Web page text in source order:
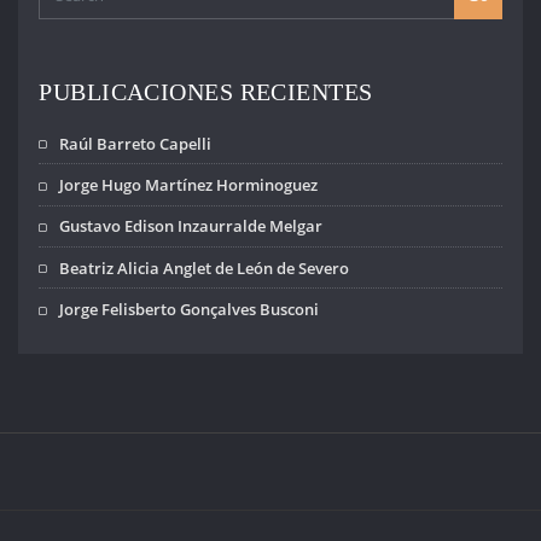
PUBLICACIONES RECIENTES
Raúl Barreto Capelli
Jorge Hugo Martínez Horminoguez
Gustavo Edison Inzaurralde Melgar
Beatriz Alicia Anglet de León de Severo
Jorge Felisberto Gonçalves Busconi